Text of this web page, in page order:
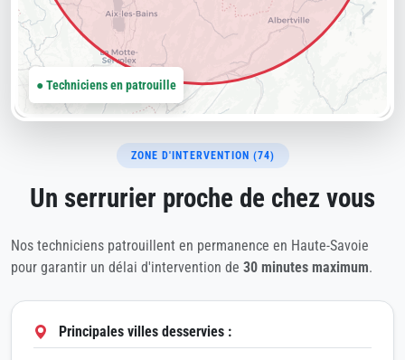
ZONE D'INTERVENTION (74)
Un serrurier proche de chez vous
Nos techniciens patrouillent en permanence en Haute-Savoie
pour garantir un délai d'intervention de 30 minutes maximum.
Principales villes desservies :
● Techniciens en patrouille